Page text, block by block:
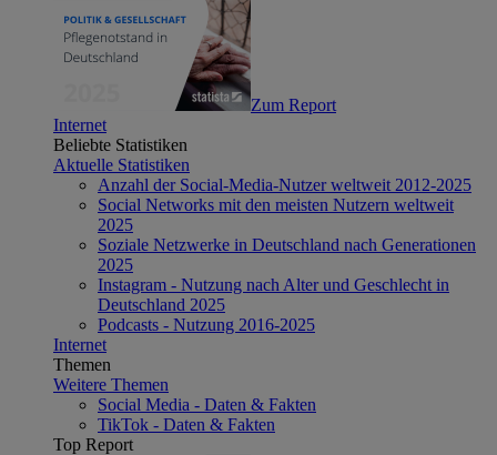
Zum Report
Internet
Beliebte Statistiken
Aktuelle Statistiken
Anzahl der Social-Media-Nutzer weltweit 2012-2025
Social Networks mit den meisten Nutzern weltweit
2025
Soziale Netzwerke in Deutschland nach Generationen
2025
Instagram - Nutzung nach Alter und Geschlecht in
Deutschland 2025
Podcasts - Nutzung 2016-2025
Internet
Themen
Weitere Themen
Social Media - Daten & Fakten
TikTok - Daten & Fakten
Top Report